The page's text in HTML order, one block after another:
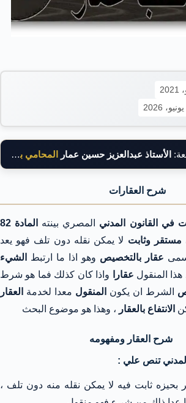
الأستاذ عبدالعزيز حسين عمار المحامي بالنقض
شرح العقارات
في القانون المدني المصري بينته
المادة 82
وثابت لا يمكن نقله دون تلف فهو يعد
عقار بالتخصيص وهو اذا ما ارتبط
الشيء
المنقول عقارا
واذا كان كذلك فما هو شرط
الشرط ان يكون المنقول معدا لخدمة
العقار
الانتفاع بالعقار ، وهذا هو موضوع البحث
شرح العقار ومفهومه
ثابت فيه لا يمكن نقله منه دون تلف ،